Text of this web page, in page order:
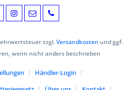
zzgl.Versandkosten und ggf.
wenn nicht anders beschrieben
Händler-Login